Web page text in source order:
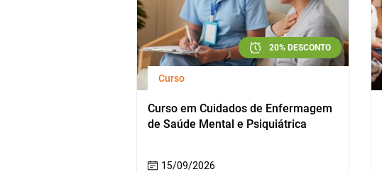
20% DESCONTO
Curso
Curso em Cuidados de Enfermagem
de Saúde Mental e Psiquiátrica
15/09/2026